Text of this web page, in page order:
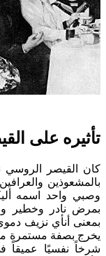
تأثيره على
كان القيصر الروسي
وصبي واحد اسمه
بمرض نادر وخطير
بمعنى أنأي نزيف
يخرج بصفة مستمرة
شرخاً نفسيًا عميقاً